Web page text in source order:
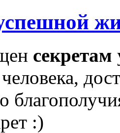
секретам
:)